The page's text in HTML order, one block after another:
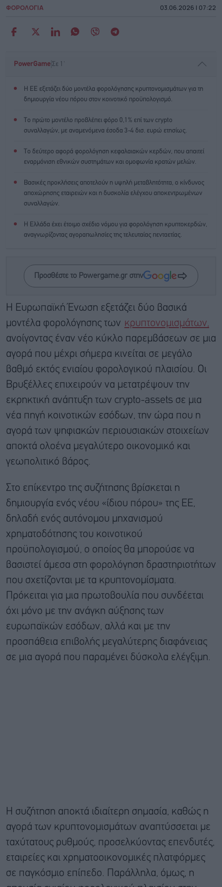
ΦΟΡΟΛΟΓΙΑ 03.06.2026 | 07:22
PowerGame Σε 1'
Η ΕΕ εξετάζει δύο μοντέλα φορολόγησης κρυπτονομισμάτων για τη
δημιουργία νέου πόρου στον κοινοτικό προϋπολογισμό.
Το πρώτο μοντέλο προβλέπει φόρο 0,1% επί των crypto
συναλλαγών, με αναμενόμενα έσοδα 3-4 δισ. ευρώ ετησίως.
Το δεύτερο αφορά φορολόγηση κεφαλαιακών κερδών, που απαιτεί
εναρμόνιση εθνικών συστημάτων και ομοφωνία κρατών μελών.
Βασικές προκλήσεις αποτελούν η υψηλή μεταβλητότητα, ο κίνδυνος
αποχώρησης εταιρειών και η δυσκολία ελέγχου αποκεντρωμένων
συναλλαγών.
Η Ελλάδα έχει έτοιμο σχέδιο νόμου για φορολόγηση κρυπτοκερδών,
αναγνωρίζοντας αγοραπωλησίες της τελευταίας πενταετίας.
Προσθέστε το Powergame.gr στην
Η Ευρωπαϊκή Ένωση εξετάζει δύο βασικά
μοντέλα φορολόγησης των κρυπτονομισμάτων,
ανοίγοντας έναν νέο κύκλο παρεμβάσεων σε μια
αγορά που μέχρι σήμερα κινείται σε μεγάλο
βαθμό εκτός ενιαίου φορολογικού πλαισίου. Οι
Βρυξέλλες επιχειρούν να μετατρέψουν την
εκρηκτική ανάπτυξη των crypto-assets σε μια
νέα πηγή κοινοτικών εσόδων, την ώρα που η
αγορά των ψηφιακών περιουσιακών στοιχείων
αποκτά ολοένα μεγαλύτερο οικονομικό και
γεωπολιτικό βάρος.
Στο επίκεντρο της συζήτησης βρίσκεται η
δημιουργία ενός νέου «ίδιου πόρου» της ΕΕ,
δηλαδή ενός αυτόνομου μηχανισμού
χρηματοδότησης του κοινοτικού
προϋπολογισμού, ο οποίος θα μπορούσε να
βασιστεί άμεσα στη φορολόγηση δραστηριοτήτων
που σχετίζονται με τα κρυπτονομίσματα.
Πρόκειται για μια πρωτοβουλία που συνδέεται
όχι μόνο με την ανάγκη αύξησης των
ευρωπαϊκών εσόδων, αλλά και με την
προσπάθεια επιβολής μεγαλύτερης διαφάνειας
σε μια αγορά που παραμένει δύσκολα ελέγξιμη.
Η συζήτηση αποκτά ιδιαίτερη σημασία, καθώς η
αγορά των κρυπτονομισμάτων αναπτύσσεται με
ταχύτατους ρυθμούς, προσελκύοντας επενδυτές,
εταιρείες και χρηματοοικονομικές πλατφόρμες
σε παγκόσμιο επίπεδο. Παράλληλα, όμως, η